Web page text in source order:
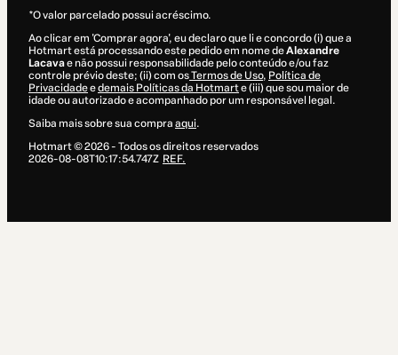
*O valor parcelado possui acréscimo.
Ao clicar em 'Comprar agora', eu declaro que li e concordo (i) que a
Hotmart está processando este pedido em nome deAlexandre
Lacavae não possui responsabilidade pelo conteúdo e/ou faz
controle prévio deste; (ii) com osTermos de Uso, Política de
Privacidadeedemais Políticas da Hotmarte (iii) que sou maior de
idade ou autorizado e acompanhado por um responsável legal.
Saiba mais sobre sua compra aqui.
Hotmart ©2026- Todos os direitos reservados
2026-08-08T10:17:54.747Z REF.